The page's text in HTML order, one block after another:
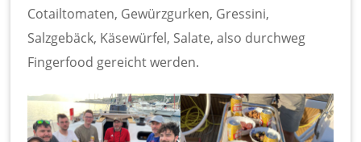
Cotailtomaten, Gewürzgurken, Gressini,
Salzgebäck, Käsewürfel, Salate, also durchweg
Fingerfood gereicht werden.